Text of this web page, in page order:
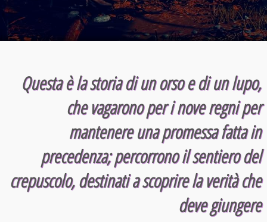
Questa è la storia di un orso e di un lupo,
che vagarono per i nove regni per
mantenere una promessa fatta in
precedenza; percorrono il sentiero del
crepuscolo, destinati a scoprire la verità che
deve giungere